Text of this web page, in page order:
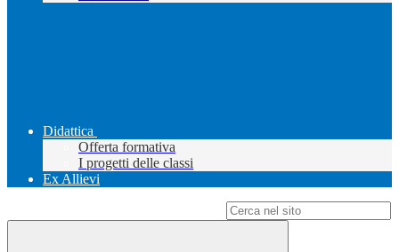
Didattica
Offerta formativa
I progetti delle classi
Ex Allievi